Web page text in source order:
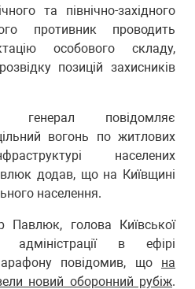
та північно-західного
противник проводить
особового складу,
позицій захисників
генерал повідомляє
вогонь по житлових
населених
додав, що на Київщині
населення.
Павлюк, голова Київської
адміністрації в ефірі
повідомив, що на
новий оборонний рубіж.